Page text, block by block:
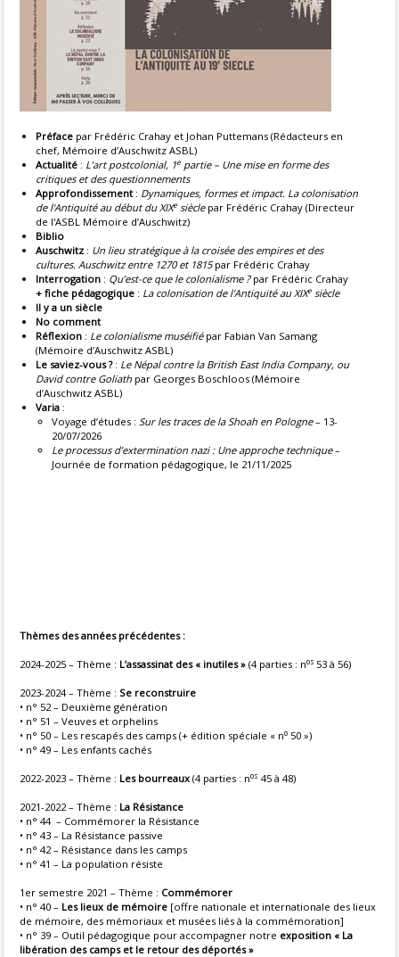
Préface par Frédéric Crahay et Johan Puttemans (Rédacteurs en
chef, Mémoire d’Auschwitz ASBL)
Actualité : L’art postcolonial, 1e partie – Une mise en forme des
critiques et des questionnements
Approfondissement : Dynamiques, formes et impact. La colonisation
de l'Antiquité au début du XIXe sièclepar Frédéric Crahay (Directeur
de l'ASBL Mémoire d’Auschwitz)
Biblio
Auschwitz : Un lieu stratégique à la croisée des empires et des
cultures. Auschwitz entre 1270 et 1815par Frédéric Crahay
Interrogation : Qu’est-ce que le colonialisme ?par Frédéric Crahay
+ fiche pédagogique : La colonisation de l'Antiquité au XIXe siècle
Il y a un siècle
No comment
Réflexion : Le colonialisme muséifiépar Fabian Van Samang
(Mémoire d’Auschwitz ASBL)
Le saviez-vous ? : Le Népal contre la British East India Company, ou
David contre Goliath par Georges Boschloos (Mémoire
d’Auschwitz ASBL)
Varia :
Voyage d’études : Sur les traces de la Shoah en Pologne– 13-
20/07/2026
Le processus d’extermination nazi : Une approche technique–
Journée de formation pédagogique, le 21/11/2025
Thèmes des années précédentes :
2024-2025 – Thème : L’assassinat des « inutiles » (4 parties : nos 53 à 56)
2023-2024 – Thème : Se reconstruire
• n° 52 – Deuxième génération
• n° 51 – Veuves et orphelins
• n° 50 – Les rescapés des camps (+ édition spéciale « no 50 »)
• n° 49 – Les enfants cachés
2022-2023 – Thème : Les bourreaux (4 parties : nos 45 à 48)
2021-2022 – Thème : La Résistance
• n° 44 – Commémorer la Résistance
• n° 43 – La Résistance passive
• n° 42 – Résistance dans les camps
• n° 41 – La population résiste
1er semestre 2021 – Thème : Commémorer
• n° 40 – Les lieux de mémoire [offre nationale et internationale des lieux
de mémoire, des mémoriaux et musées liés à la commémoration]
• n° 39 – Outil pédagogique pour accompagner notre exposition « La
libération des camps et le retour des déportés »